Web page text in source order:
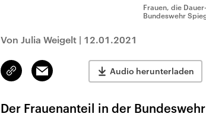
Frauen, die
Bundeswehr
Von Julia Weigelt | 12.01.2021
Link
kopieren/teilen
Email Audio herunterladen
Der Frauenanteil in der